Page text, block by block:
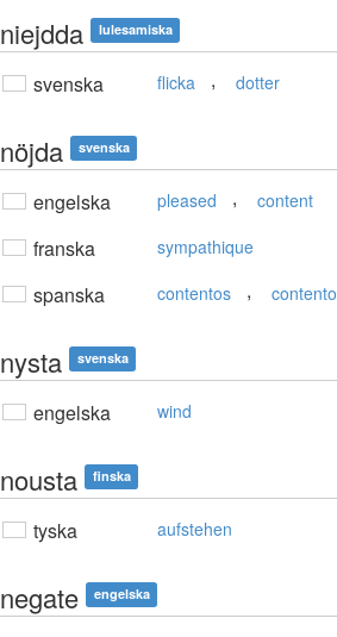
niejdda lulesamiska
svenska flicka , dotter
nöjda svenska
engelska pleased , content
franska sympathique
spanska contentos , contento
nysta svenska
engelska wind
nousta finska
tyska aufstehen
negate engelska